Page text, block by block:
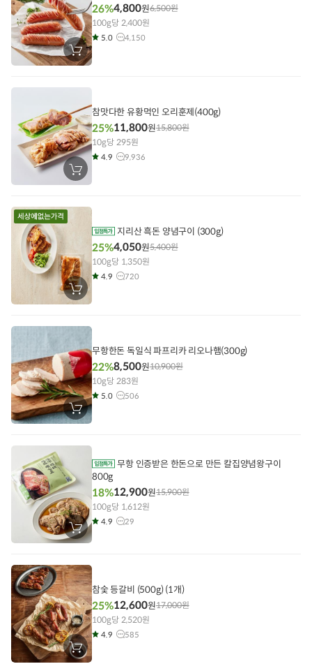
장
바
에
기
26%4,800원6,500원
100g당 2,400원
5.0 4,150
장
바
에
참맛다한 유황먹인 오리훈제(400g)
25%11,800원15,800원
10g당 295원
4.9 9,936
장
바
에
기
지리산 흑돈 양념구이 (300g)
25%4,050원5,400원
100g당 1,350원
4.9 720
장
바
에
무항한돈 독일식 파프리카 리오나햄(300g)
22%8,500원10,900원
10g당 283원
5.0 506
장
바
에
담
기
무항 인증받은 한돈으로 만든 칼집양념왕구이
800g
18%12,900원15,900원
100g당 1,612원
4.9 29
장
바
참숯 등갈비 (500g) (1개)
25%12,600원17,000원
100g당 2,520원
4.9 585